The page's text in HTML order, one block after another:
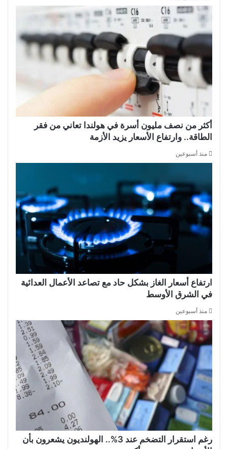
أكثر من نصف مليون أسرة في هولندا تعاني من فقر
الطاقة.. وارتفاع الأسعار يزيد الأزمة
منذ أسبوعين
ارتفاع أسعار الغاز بشكل حاد مع تصاعد الأعمال العدائية
في الشرق الأوسط
منذ أسبوعين
رغم استقرار التضخم عند 3%.. الهولنديون يشعرون بأن